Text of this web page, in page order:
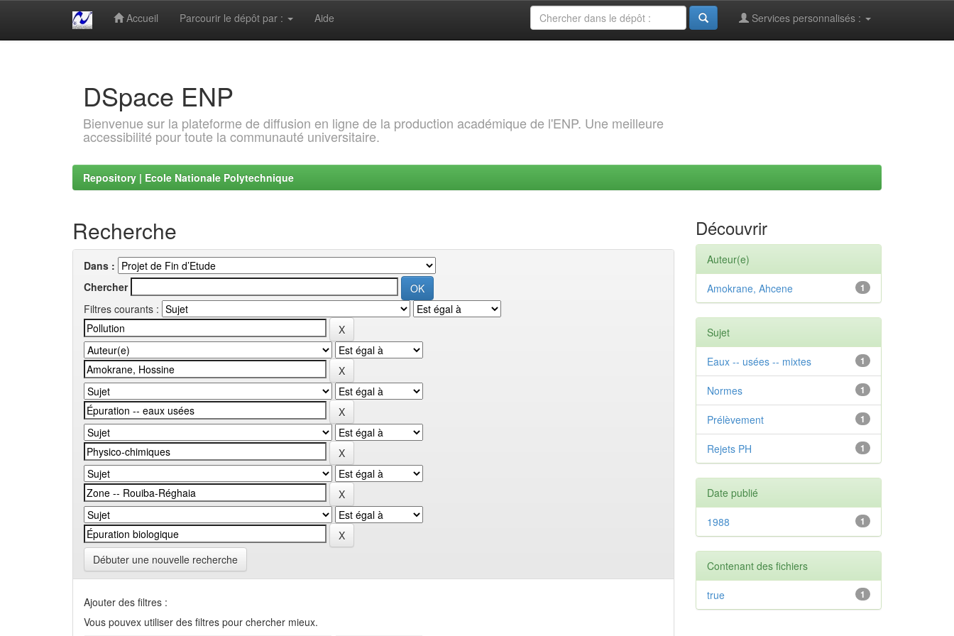
Accueil Parcourir le dépôt par : Aide Services personnalisés :
DSpace ENP
Bienvenue sur la plateforme de diffusion en ligne de la production académique de l'ENP. Une meilleure
accessibilité pour toute la communauté universitaire.
Repository | Ecole Nationale Polytechnique
Recherche
Dans :
Chercher
Filtres courants :
Débuter une nouvelle recherche
Ajouter des filtres :
Vous pouvex utiliser des filtres pour chercher mieux.
Découvrir
Auteur(e)
1
Amokrane, Ahcene
Sujet
1
Eaux -- usées -- mixtes
1
Normes
1
Prélèvement
1
Rejets PH
Date publié
1
1988
Contenant des fichiers
1
true